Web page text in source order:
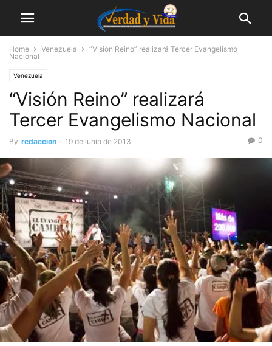
Home Venezuela
“Visión Reino” realizará Tercer Evangelismo
Nacional
Venezuela
“Visión Reino” realizará
Tercer Evangelismo Nacional
By redaccion - 19 de junio de 2013 0